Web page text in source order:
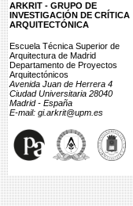
ARKRIT - GRUPO DE
INVESTIGACIÓN DE CRÍTICA
ARQUITECTÓNICA
Escuela Técnica Superior de
Arquitectura de Madrid
Departamento de Proyectos
Arquitectónicos
Avenida Juan de Herrera 4
Ciudad Universitaria 28040
Madrid - España
E-mail: gi.arkrit@upm.es